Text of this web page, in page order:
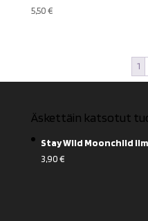
5,50€
1
Äskettäin katsotut
Stay Wild Moonchild
3,90€